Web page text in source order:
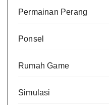
Permainan Perang
Ponsel
Rumah Game
Simulasi